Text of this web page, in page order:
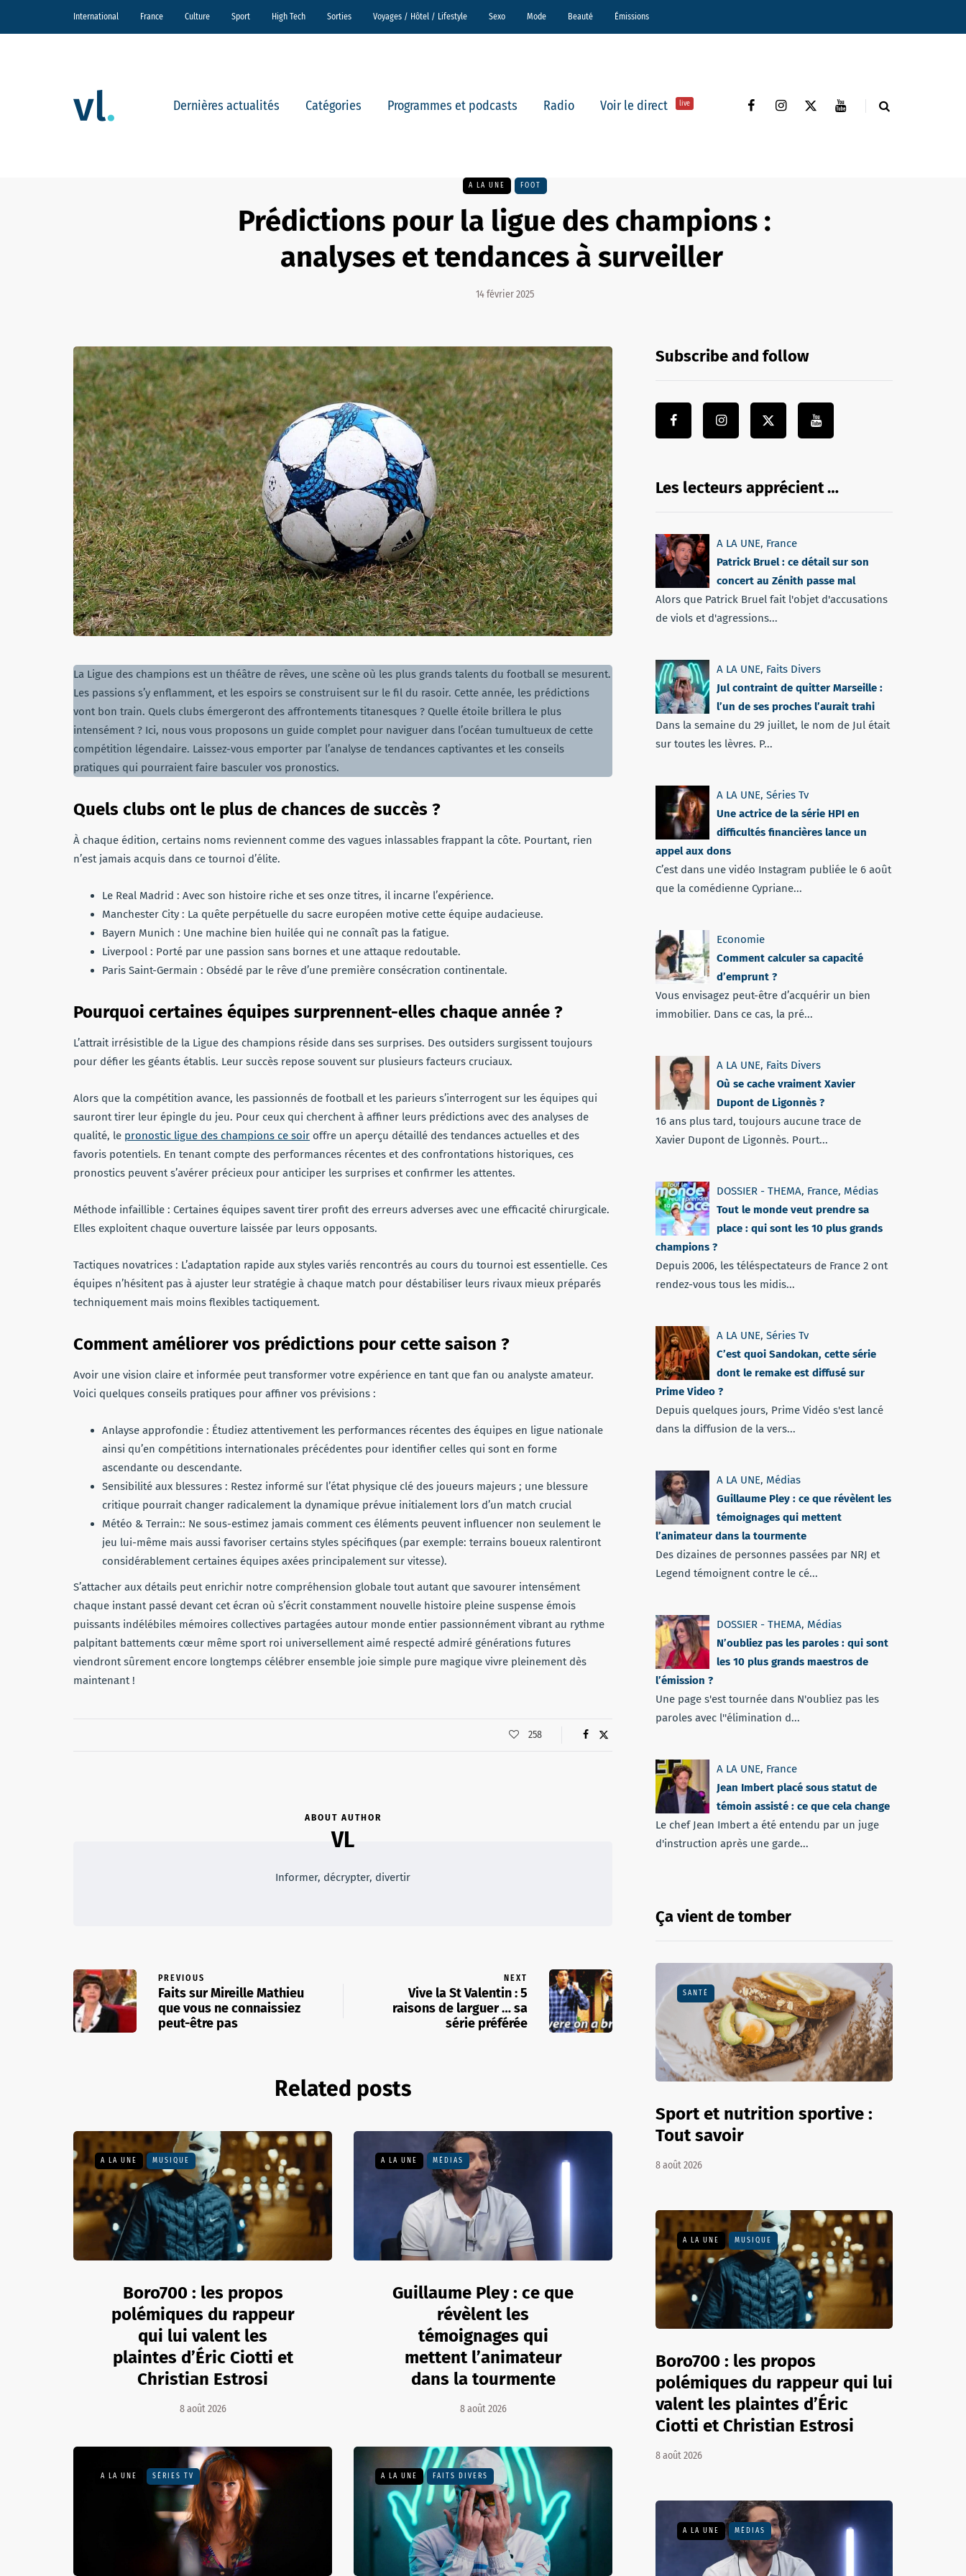
International France Culture Sport High Tech Sorties Voyages / Hôtel / Lifestyle Sexo Mode Beauté Émissions
Dernières actualités Catégories Programmes et podcasts Radio Voir le direct live
A LA UNE FOOT
Prédictions pour la ligue des champions :
analyses et tendances à surveiller
14 février 2025
La Ligue des champions est un théâtre de rêves, une scène où les plus grands talents du football se mesurent.
Les passions s’y enflamment, et les espoirs se construisent sur le fil du rasoir. Cette année, les prédictions
vont bon train. Quels clubs émergeront des affrontements titanesques ? Quelle étoile brillera le plus
intensément ? Ici, nous vous proposons un guide complet pour naviguer dans l’océan tumultueux de cette
compétition légendaire. Laissez-vous emporter par l’analyse de tendances captivantes et les conseils
pratiques qui pourraient faire basculer vos pronostics.
Quels clubs ont le plus de chances de succès ?
À chaque édition, certains noms reviennent comme des vagues inlassables frappant la côte. Pourtant, rien
n’est jamais acquis dans ce tournoi d’élite.
Le Real Madrid : Avec son histoire riche et ses onze titres, il incarne l’expérience.
Manchester City : La quête perpétuelle du sacre européen motive cette équipe audacieuse.
Bayern Munich : Une machine bien huilée qui ne connaît pas la fatigue.
Liverpool : Porté par une passion sans bornes et une attaque redoutable.
Paris Saint-Germain : Obsédé par le rêve d’une première consécration continentale.
Pourquoi certaines équipes surprennent-elles chaque année ?
L’attrait irrésistible de la Ligue des champions réside dans ses surprises. Des outsiders surgissent toujours
pour défier les géants établis. Leur succès repose souvent sur plusieurs facteurs cruciaux.
Alors que la compétition avance, les passionnés de football et les parieurs s’interrogent sur les équipes qui
sauront tirer leur épingle du jeu. Pour ceux qui cherchent à affiner leurs prédictions avec des analyses de
qualité, le pronostic ligue des champions ce soir offre un aperçu détaillé des tendances actuelles et des
favoris potentiels. En tenant compte des performances récentes et des confrontations historiques, ces
pronostics peuvent s’avérer précieux pour anticiper les surprises et confirmer les attentes.
Méthode infaillible : Certaines équipes savent tirer profit des erreurs adverses avec une efficacité chirurgicale.
Elles exploitent chaque ouverture laissée par leurs opposants.
Tactiques novatrices : L’adaptation rapide aux styles variés rencontrés au cours du tournoi est essentielle. Ces
équipes n’hésitent pas à ajuster leur stratégie à chaque match pour déstabiliser leurs rivaux mieux préparés
techniquement mais moins flexibles tactiquement.
Comment améliorer vos prédictions pour cette saison ?
Avoir une vision claire et informée peut transformer votre expérience en tant que fan ou analyste amateur.
Voici quelques conseils pratiques pour affiner vos prévisions :
Anlayse approfondie : Étudiez attentivement les performances récentes des équipes en ligue nationale
ainsi qu’en compétitions internationales précédentes pour identifier celles qui sont en forme
ascendante ou descendante.
Sensibilité aux blessures : Restez informé sur l’état physique clé des joueurs majeurs ; une blessure
critique pourrait changer radicalement la dynamique prévue initialement lors d’un match crucial
Météo & Terrain:: Ne sous-estimez jamais comment ces éléments peuvent influencer non seulement le
jeu lui-même mais aussi favoriser certains styles spécifiques (par exemple: terrains boueux ralentiront
considérablement certaines équipes axées principalement sur vitesse).
S’attacher aux détails peut enrichir notre compréhension globale tout autant que savourer intensément
chaque instant passé devant cet écran où s’écrit constamment nouvelle histoire pleine suspense émois
puissants indélébiles mémoires collectives partagées autour monde entier passionnément vibrant au rythme
palpitant battements cœur même sport roi universellement aimé respecté admiré générations futures
viendront sûrement encore longtemps célébrer ensemble joie simple pure magique vivre pleinement dès
maintenant !
258
ABOUT AUTHOR
VL
Informer, décrypter, divertir
PREVIOUS
Faits sur Mireille Mathieu
que vous ne connaissiez
peut-être pas
NEXT
Vive la St Valentin : 5
raisons de larguer … sa
série préférée
Related posts
A LA UNE MUSIQUE
Boro700 : les propos
polémiques du rappeur
qui lui valent les
plaintes d’Éric Ciotti et
Christian Estrosi
8 août 2026
A LA UNE MÉDIAS
Guillaume Pley : ce que
révèlent les
témoignages qui
mettent l’animateur
dans la tourmente
8 août 2026
A LA UNE SÉRIES TV A LA UNE FAITS DIVERS
Subscribe and follow
Les lecteurs apprécient …
A LA UNE, France
Patrick Bruel : ce détail sur son
concert au Zénith passe mal
Alors que Patrick Bruel fait l'objet d'accusations
de viols et d'agressions...
A LA UNE, Faits Divers
Jul contraint de quitter Marseille :
l’un de ses proches l’aurait trahi
Dans la semaine du 29 juillet, le nom de Jul était
sur toutes les lèvres. P...
A LA UNE, Séries Tv
Une actrice de la série HPI en
difficultés financières lance un
appel aux dons
C’est dans une vidéo Instagram publiée le 6 août
que la comédienne Cypriane...
Economie
Comment calculer sa capacité
d’emprunt ?
Vous envisagez peut-être d’acquérir un bien
immobilier. Dans ce cas, la pré...
A LA UNE, Faits Divers
Où se cache vraiment Xavier
Dupont de Ligonnès ?
16 ans plus tard, toujours aucune trace de
Xavier Dupont de Ligonnès. Pourt...
DOSSIER - THEMA, France, Médias
Tout le monde veut prendre sa
place : qui sont les 10 plus grands
champions ?
Depuis 2006, les téléspectateurs de France 2 ont
rendez-vous tous les midis...
A LA UNE, Séries Tv
C’est quoi Sandokan, cette série
dont le remake est diffusé sur
Prime Video ?
Depuis quelques jours, Prime Vidéo s'est lancé
dans la diffusion de la vers...
A LA UNE, Médias
Guillaume Pley : ce que révèlent les
témoignages qui mettent
l’animateur dans la tourmente
Des dizaines de personnes passées par NRJ et
Legend témoignent contre le cé...
DOSSIER - THEMA, Médias
N’oubliez pas les paroles : qui sont
les 10 plus grands maestros de
l’émission ?
Une page s'est tournée dans N'oubliez pas les
paroles avec l''élimination d...
A LA UNE, France
Jean Imbert placé sous statut de
témoin assisté : ce que cela change
Le chef Jean Imbert a été entendu par un juge
d'instruction après une garde...
Ça vient de tomber
SANTÉ
Sport et nutrition sportive :
Tout savoir
8 août 2026
A LA UNE MUSIQUE
Boro700 : les propos
polémiques du rappeur qui lui
valent les plaintes d’Éric
Ciotti et Christian Estrosi
8 août 2026
A LA UNE MÉDIAS